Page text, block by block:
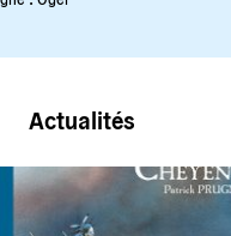
Actualités